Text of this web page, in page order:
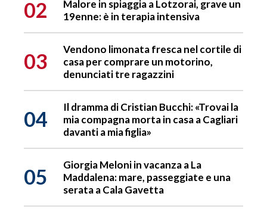
02
Malore in spiaggia a Lotzorai, grave un
19enne: è in terapia intensiva
03
Vendono limonata fresca nel cortile di
casa per comprare un motorino,
denunciati tre ragazzini
04
Il dramma di Cristian Bucchi: «Trovai la
mia compagna morta in casa a Cagliari
davanti a mia figlia»
05
Giorgia Meloni in vacanza a La
Maddalena: mare, passeggiate e una
serata a Cala Gavetta